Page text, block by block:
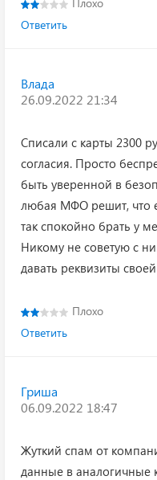
Ответить
Влада
26.09.2022 21:34
Списали с карты 2300
согласия. Просто
быть уверенной в
любая МФО решит, что
так спокойно брать у
Никому не советую с
давать реквизиты
Плохо
Ответить
Гриша
06.09.2022 18:47
Жуткий спам от
данные в аналогичные